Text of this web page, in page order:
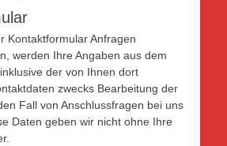
Kontaktformular Anfragen
werden Ihre Angaben aus dem
der von Ihnen dort
zwecks Bearbeitung der
Fall von Anschlussfragen bei uns
Daten geben wir nicht ohne Ihre